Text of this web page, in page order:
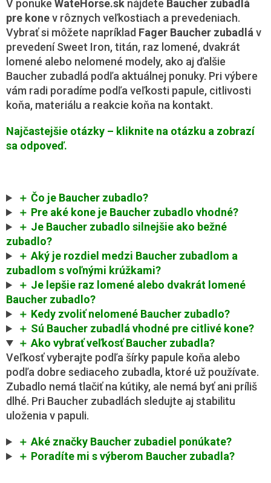
V ponuke WateHorse.sk nájdete Baucher zubadlá
pre konev rôznych veľkostiach a prevedeniach.
Vybrať si môžete napríklad Fager Baucher zubadlá v
prevedení Sweet Iron, titán, raz lomené, dvakrát
lomené alebo nelomené modely, ako aj ďalšie
Baucher zubadlá podľa aktuálnej ponuky. Pri výbere
vám radi poradíme podľa veľkosti papule, citlivosti
koňa, materiálu a reakcie koňa na kontakt.
Najčastejšie otázky – kliknite na otázku a zobrazí
sa odpoveď.
＋ Čo je Baucher zubadlo?
＋ Pre aké kone je Baucher zubadlo vhodné?
＋ Je Baucher zubadlo silnejšie ako bežné
zubadlo?
＋ Aký je rozdiel medzi Baucher zubadlom a
zubadlom s voľnými krúžkami?
＋ Je lepšie raz lomené alebo dvakrát lomené
Baucher zubadlo?
＋ Kedy zvoliť nelomené Baucher zubadlo?
＋ Sú Baucher zubadlá vhodné pre citlivé kone?
＋ Ako vybrať veľkosť Baucher zubadla?
Veľkosť vyberajte podľa šírky papule koňa alebo
podľa dobre sediaceho zubadla, ktoré už používate.
Zubadlo nemá tlačiť na kútiky, ale nemá byť ani príliš
dlhé. Pri Baucher zubadlách sledujte aj stabilitu
uloženia v papuli.
＋ Aké značky Baucher zubadiel ponúkate?
＋ Poradíte mi s výberom Baucher zubadla?